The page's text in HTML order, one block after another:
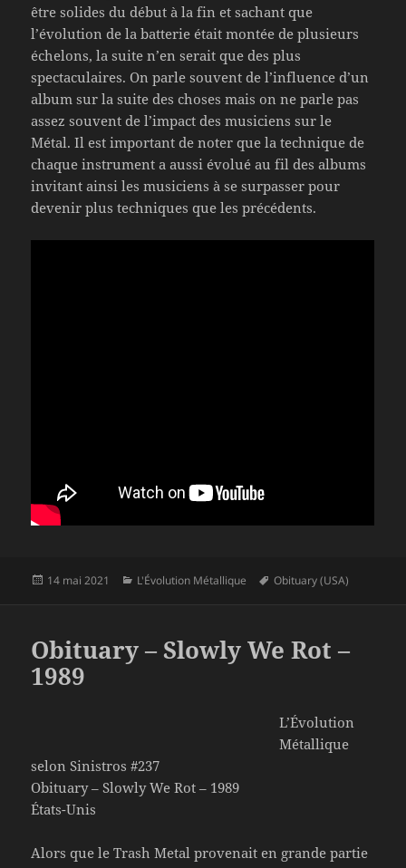
être solides du début à la fin et sachant que
l’évolution de la batterie était montée de plusieurs
échelons, la suite n’en serait que des plus
spectaculaires. On parle souvent de l’influence d’un
album sur la suite des choses mais on ne parle pas
assez souvent de l’impact des musiciens sur le
Métal. Il est important de noter que la technique de
chaque instrument a aussi évolué au fil des albums
invitant ainsi les musiciens à se surpasser pour
devenir plus techniques que les précédents.
Publié
14 mai 2021 Catégories
L'Évolution Métallique
Mots-
Obituary (USA)
Obituary – Slowly We Rot –
1989
L’Évolution
Métallique
selon Sinistros #237
Obituary – Slowly We Rot – 1989
États-Unis
Alors que le Trash Metal provenait en grande partie